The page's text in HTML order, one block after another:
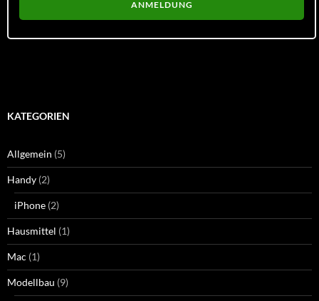
KATEGORIEN
Allgemein (5)
Handy (2)
iPhone (2)
Hausmittel (1)
Mac (1)
Modellbau (9)